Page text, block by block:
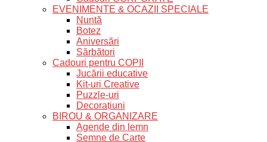
EVENIMENTE & OCAZII SPECIALE
Nuntă
Botez
Aniversări
Sărbători
Cadouri pentru COPII
Jucării educative
Kit-uri Creative
Puzzle-uri
Decorațiuni
BIROU & ORGANIZARE
Agende din lemn
Semne de Carte